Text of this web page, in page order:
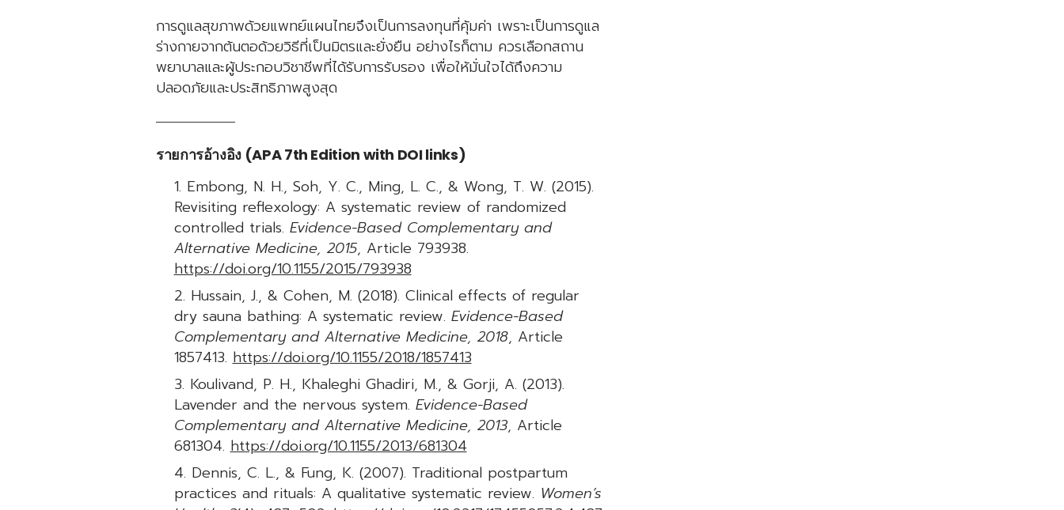
การดูแลสุขภาพด้วยแพทย์แผนไทยจึงเป็นการลงทุนที่คุ้มค่า เพราะเป็นการดูแล
ร่างกายจากต้นตอด้วยวิธีที่เป็นมิตรและยั่งยืน อย่างไรก็ตาม ควรเลือกสถาน
พยาบาลและผู้ประกอบวิชาชีพที่ได้รับการรับรอง เพื่อให้มั่นใจได้ถึงความ
ปลอดภัยและประสิทธิภาพสูงสุด
รายการอ้างอิง (APA 7th Edition with DOI links)
Embong, N. H., Soh, Y. C., Ming, L. C., & Wong, T. W. (2015).
Revisiting reflexology: A systematic review of randomized
controlled trials. Evidence-Based Complementary and
Alternative Medicine, 2015, Article 793938.
https://doi.org/10.1155/2015/793938
Hussain, J., & Cohen, M. (2018). Clinical effects of regular
dry sauna bathing: A systematic review. Evidence-Based
Complementary and Alternative Medicine, 2018, Article
1857413. https://doi.org/10.1155/2018/1857413
Koulivand, P. H., Khaleghi Ghadiri, M., & Gorji, A. (2013).
Lavender and the nervous system. Evidence-Based
Complementary and Alternative Medicine, 2013, Article
681304. https://doi.org/10.1155/2013/681304
Dennis, C. L., & Fung, K. (2007). Traditional postpartum
practices and rituals: A qualitative systematic review. Women’s